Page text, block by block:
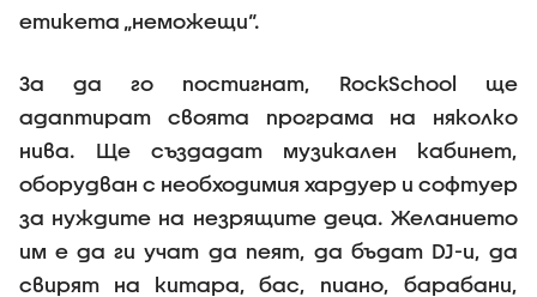
етикета „неможещи“.
За да го постигнат, RockSchool ще
адаптират своята програма на няколко
нива. Ще създадат музикален кабинет,
оборудван с необходимия хардуер и софтуер
за нуждите на незрящите деца. Желанието
им е да ги учат да пеят, да бъдат DJ-и, да
свирят на китара, бас, пиано, барабани,